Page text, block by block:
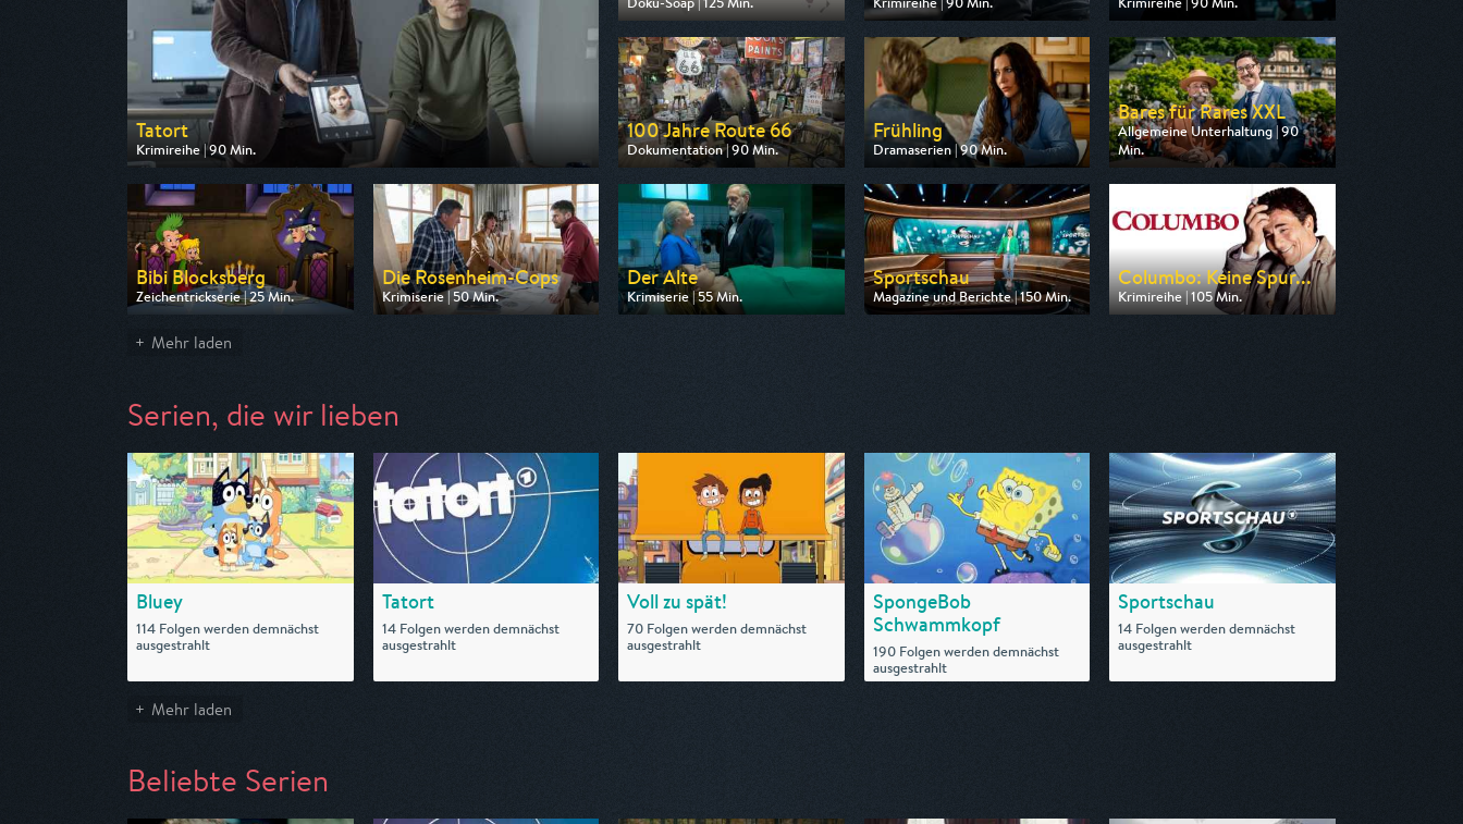
Tatort
Krimireihe | 90 Min.
Ausgestrahlt von ARD
am 09.08.2026, 20:15
Ausgestrahlt von VOX
am 10.08.2026, 20:15
Ausgestrahlt von ARD
am 08.08.2026, 20:15
Ausgestrahlt von ARD
am 13.08.2026, 20:15
100 Jahre Route 66
Dokumentation | 90 Min.
Ausgestrahlt von arte
am 13.08.2026, 20:15
Frühling
Dramaserien | 90 Min.
Ausgestrahlt von ZDF
am 09.08.2026, 20:15
Bares für Rares XXL
Allgemeine Unterhaltung | 90
Min.
Ausgestrahlt von ZDF
am 12.08.2026, 20:15
Bibi Blocksberg
Zeichentrickserie | 25 Min.
Ausgestrahlt von ZDF
Die Rosenheim-Cops
Krimiserie | 50 Min.
Ausgestrahlt von ZDF
Der Alte
Krimiserie | 55 Min.
Ausgestrahlt von ZDF
Sportschau
Magazine und Berichte | 150 Min.
Ausgestrahlt von ARD
Columbo: Keine Spur...
Krimireihe | 105 Min.
Ausgestrahlt von RTLup
Mehr laden
Serien, die wir lieben
Bluey
114 Folgen werden demnächst
ausgestrahlt
Tatort
14 Folgen werden demnächst
ausgestrahlt
Voll zu spät!
70 Folgen werden demnächst
ausgestrahlt
SpongeBob
Schwammkopf
190 Folgen werden demnächst
ausgestrahlt
Sportschau
14 Folgen werden demnächst
ausgestrahlt
Mehr laden
Beliebte Serien